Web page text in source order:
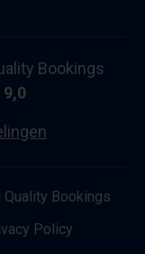
Bookings
9,0
Bookings
Policy